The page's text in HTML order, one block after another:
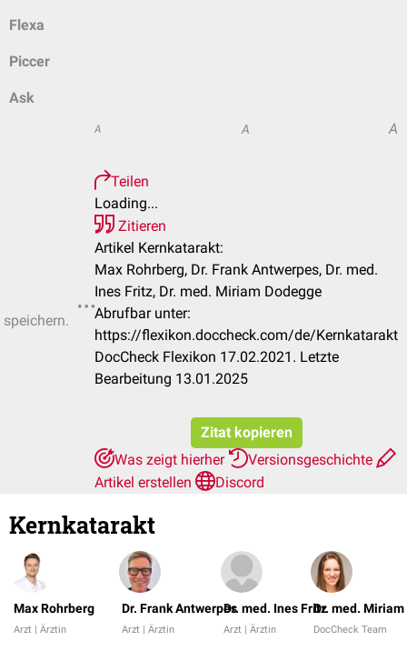
Flexa
Piccer
Ask
A A A
Teilen
Loading...
Zitieren
Artikel Kernkatarakt:
Max Rohrberg, Dr. Frank Antwerpes, Dr. med.
Ines Fritz, Dr. med. Miriam Dodegge
Abrufbar unter:
https://flexikon.doccheck.com/de/Kernkatarakt
DocCheck Flexikon 17.02.2021. Letzte
Bearbeitung 13.01.2025
Zitat kopieren
Was zeigt hierher
Versionsgeschichte
Artikel erstellen
Discord
Kernkatarakt
Max Rohrberg
Arzt | Ärztin
Dr. Frank Antwerpes
Arzt | Ärztin
Dr. med. Ines Fritz
Arzt | Ärztin
Dr. med.
DocCheck Team